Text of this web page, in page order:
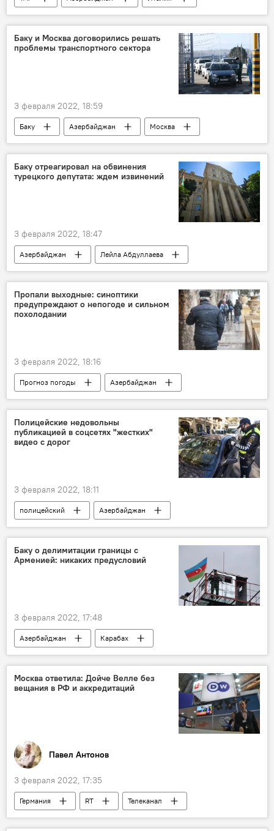
Газ
поставки
Парвиз Шахбазов
Министерство энергетики
Министерство энергетики АР
экспорт
Баку и Москва договорились решать
проблемы транспортного сектора
3 февраля 2022, 18:59
Баку Азербайджан
Москва
Россия
обсуждение
транспорт
Экономика
Политика
Баку отреагировал на обвинения
турецкого депутата: ждем извинений
3 февраля 2022, 18:47
Азербайджан
Лейла Абдуллаева
Министерство иностранных дел АР
Политика
Депутат Обвинения
Пропали выходные: синоптики
предупреждают о непогоде и сильном
похолодании
3 февраля 2022, 18:16
Прогноз погоды
Азербайджан
Баку
Похолодание
ветер
выходные
Уикенд
Полицейские недовольны
публикацией в соцсетях "жестких"
видео с дорог
3 февраля 2022, 18:11
полицейский
Азербайджан
Дорожная полиция
публикации
задержание
Происшествия
Баку о делимитации границы с
Арменией: никаких предусловий
3 февраля 2022, 17:48
Азербайджан
Карабах
Делимитация
Джейхун Байрамов
Министерство иностранных дел АР
министр
Ереван
Москва ответила: Дойче Велле без
вещания в РФ и аккредитаций
Павел Антонов
3 февраля 2022, 17:35
Германия RT
Телеканал
Россия
Ответ
вещание